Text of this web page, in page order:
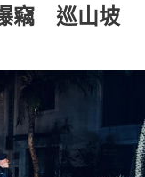
竊 巡山坡